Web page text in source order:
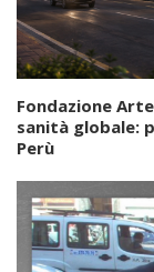
Fondazione
sanità globale:
Perù